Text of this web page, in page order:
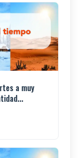
a muy